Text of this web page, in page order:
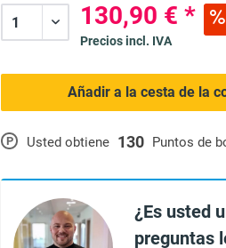
P Usted obtiene 130 Puntos de
130,90 € *
Precios incl. IVA
Añadir a la cesta de la
¿Es usted
preguntas